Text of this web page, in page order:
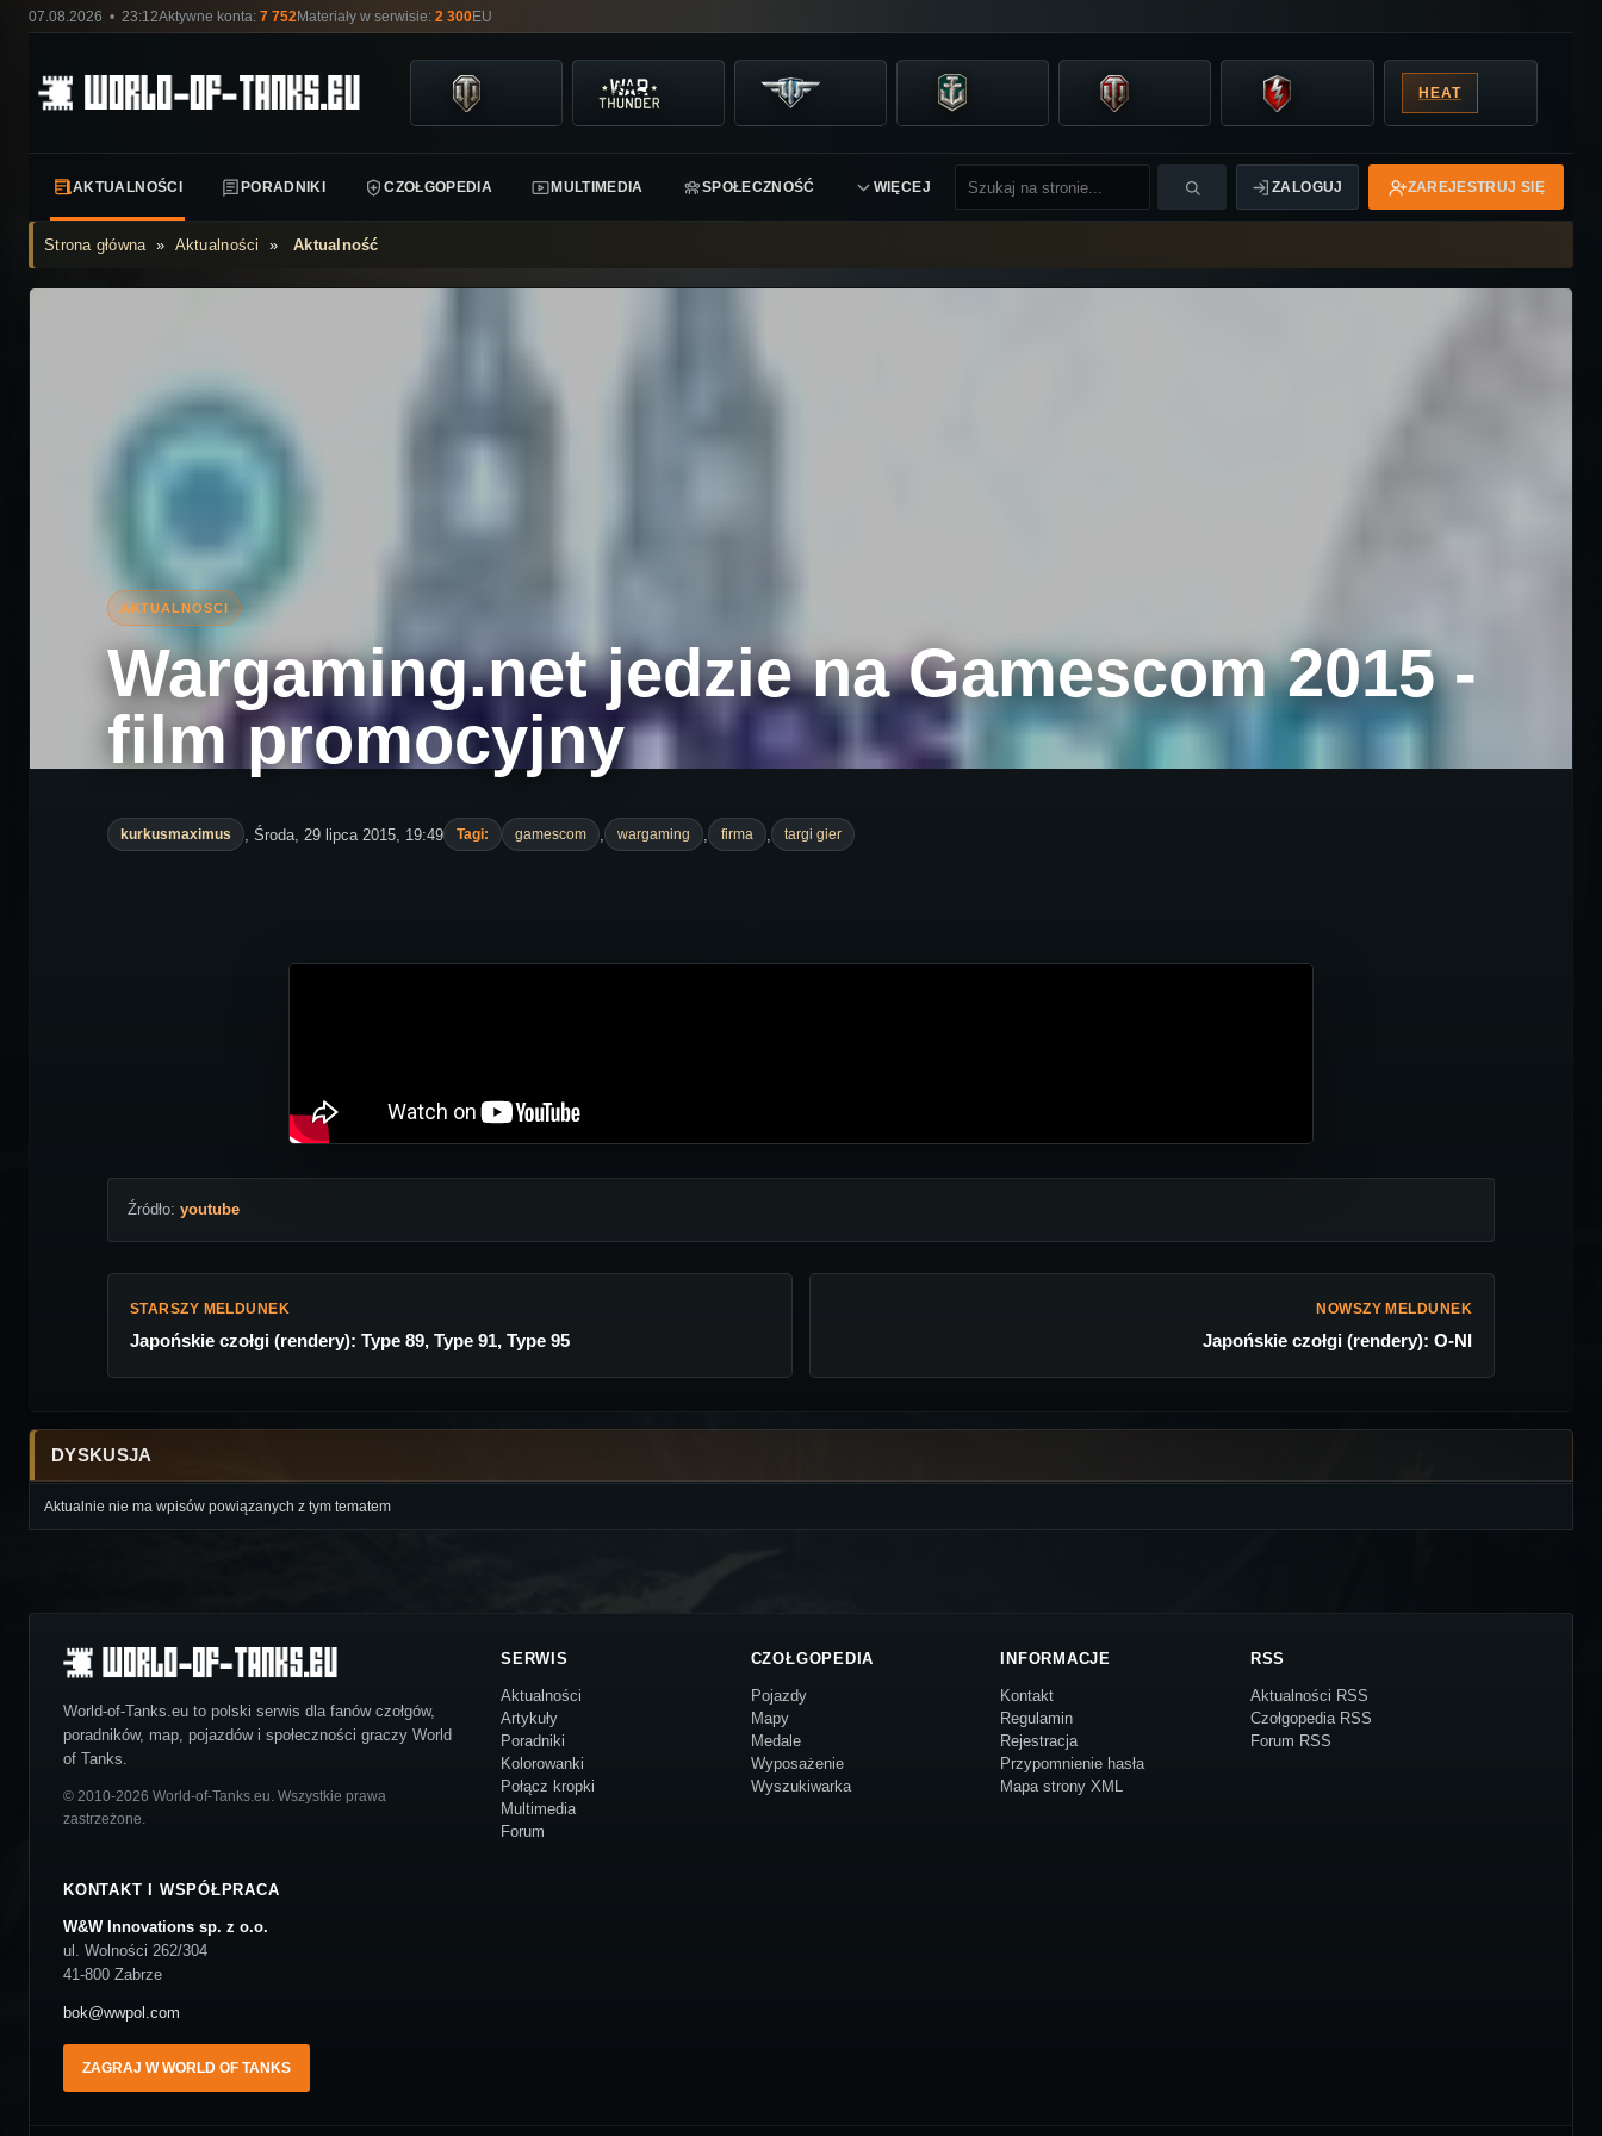
07.08.2026 • 23:12Aktywne konta: 7 752Materiały w serwisie: 2 300EU
HEAT
AKTUALNOŚCI PORADNIKI CZOŁGOPEDIA MULTIMEDIA SPOŁECZNOŚĆ WIĘCEJ ZALOGUJ ZAREJESTRUJ SIĘ
Strona główna» Aktualności »Aktualność
Wargaming.net jedzie na Gamescom 2015 -
film promocyjny
kurkusmaximus , Środa, 29 lipca 2015, 19:49 Tagi: gamescom , wargaming , firma , targi gier
Źródło: youtube
STARSZY MELDUNEK
Japońskie czołgi (rendery): Type 89, Type 91, Type 95
NOWSZY MELDUNEK
Japońskie czołgi (rendery): O-NI
DYSKUSJA
Aktualnie nie ma wpisów powiązanych z tym tematem
World-of-Tanks.eu to polski serwis dla fanów czołgów,
poradników, map, pojazdów i społeczności graczy World
of Tanks.
© 2010-2026 World-of-Tanks.eu. Wszystkie prawa
zastrzeżone.
SERWIS
Aktualności
Artykuły
Poradniki
Kolorowanki
Połącz kropki
Multimedia
Forum
CZOŁGOPEDIA
Pojazdy
Mapy
Medale
Wyposażenie
Wyszukiwarka
INFORMACJE
Kontakt
Regulamin
Rejestracja
Przypomnienie hasła
Mapa strony XML
RSS
Aktualności RSS
Czołgopedia RSS
Forum RSS
KONTAKT I WSPÓŁPRACA
W&W Innovations sp. z o.o.
ul. Wolności 262/304
41-800 Zabrze
bok@wwpol.com
ZAGRAJ W WORLD OF TANKS